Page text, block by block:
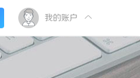
我的账户